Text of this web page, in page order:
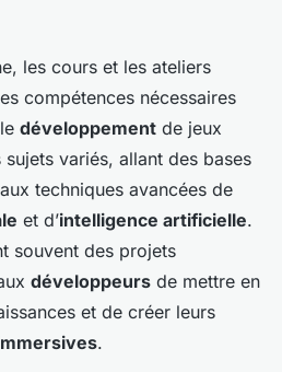
les cours et les ateliers
compétences nécessaires
développement de jeux
variés, allant des bases
techniques avancées de
et d’intelligence artificielle.
souvent des projets
développeurs de mettre en
et de créer leurs
.